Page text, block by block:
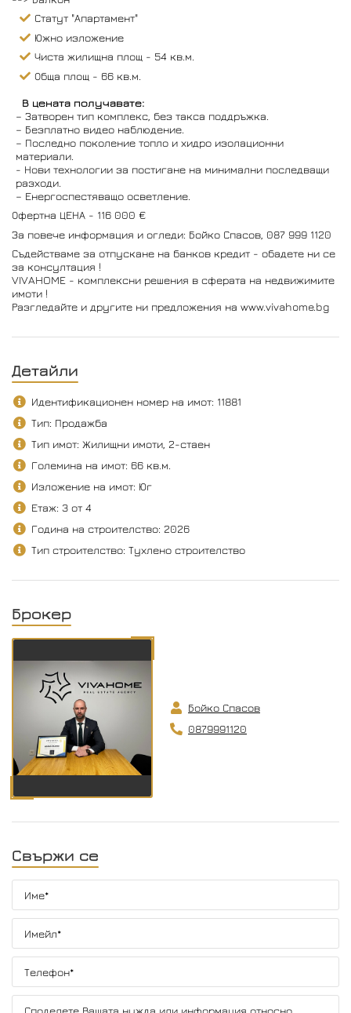
Статут "Апартамент"
Южно изложение
Чиста жилищна площ - 54 кв.м.
Обща площ - 66 кв.м.
В цената получавате:
– Затворен тип комплекс, без такса поддръжка.
– Безплатно видео наблюдение.
– Последно поколение топло и хидро изолационни
материали.
- Нови технологии за постигане на минимални последващи
разходи.
– Енергоспестяващо осветление.
Офертна ЦЕНА - 116 000 €
За повече информация и огледи: Бойко Спасов, 087 999 1120
Съдействаме за отпускане на банков кредит - обадете ни се
за консултация !
VIVAHOME - комплексни решения в сферата на недвижимите
имоти !
Разгледайте и другите ни предложения на www.vivahome.bg
Детайли
Идентификационен номер на имот: 11881
Тип: Продажба
Тип имот: Жилищни имоти, 2-стаен
Големина на имот: 66 кв.м.
Изложение на имот: Юг
Етаж: 3 от 4
Година на строителство: 2026
Тип строителство: Тухлено строителство
Брокер
Бойко Спасов
0879991120
Свържи се